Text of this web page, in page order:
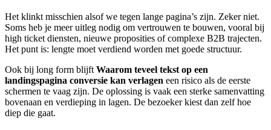
Het klinkt misschien alsof we tegen lange pagina’s zijn. Zeker niet.
Soms heb je meer uitleg nodig om vertrouwen te bouwen, vooral bij
high ticket diensten, nieuwe proposities of complexe B2B trajecten.
Het punt is: lengte moet verdiend worden met goede structuur.
Ook bij long form blijft Waarom teveel tekst op een
landingspagina conversie kan verlagen een risico als de eerste
schermen te vaag zijn. De oplossing is vaak een sterke samenvatting
bovenaan en verdieping in lagen. De bezoeker kiest dan zelf hoe
diep die gaat.